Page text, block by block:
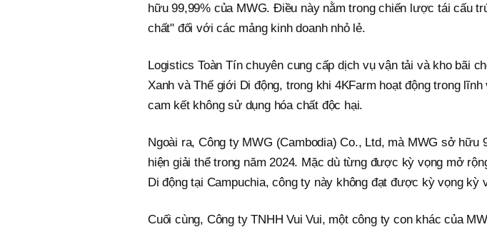
hữu 99,99% của MWG. Điều này nằm trong chiến lược tái cấu
chất" đối với các mảng kinh doanh nhỏ lẻ.
Logistics Toàn Tín chuyên cung cấp dịch vụ vận tải và kho bãi
Xanh và Thế giới Di động, trong khi 4KFarm hoạt động trong
cam kết không sử dụng hóa chất độc hại.
Ngoài ra, Công ty MWG (Cambodia) Co., Ltd, mà MWG sở hữu
hiện giải thể trong năm 2024. Mặc dù từng được kỳ vọng mở
Di động tại Campuchia, công ty này không đạt được kỳ vọng kỳ
Cuối cùng, Công ty TNHH Vui Vui, một công ty con khác của